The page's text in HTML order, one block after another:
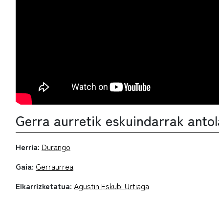
Gerra aurretik eskuindarrak
Herria: Durango
Gaia: Gerraurrea
Elkarrizketatua: Agustin Eskubi Urtiaga